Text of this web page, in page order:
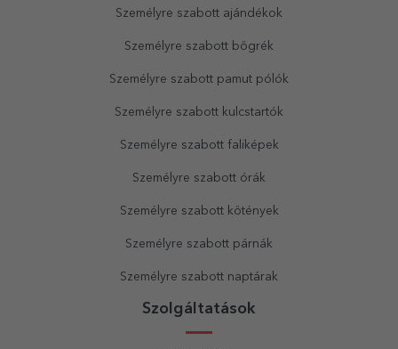
Személyre szabott ajándékok
Személyre szabott bögrék
Személyre szabott pamut pólók
Személyre szabott kulcstartók
Személyre szabott faliképek
Személyre szabott órák
Személyre szabott kötények
Személyre szabott párnák
Személyre szabott naptárak
Szolgáltatások